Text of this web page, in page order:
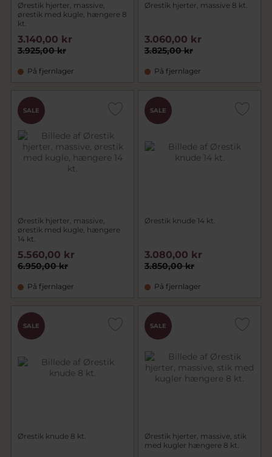
Ørestik hjerter, massive,
ørestik med kugle, hængere 8
kt.
3.925,00 kr
3.140,00 kr
På fjernlager
Ørestik hjerter, massive 8 kt.
3.825,00 kr
3.060,00 kr
På fjernlager
SALE
Ørestik hjerter, massive,
ørestik med kugle, hængere
14 kt.
6.950,00 kr
5.560,00 kr
På fjernlager
SALE
Ørestik knude 14 kt.
3.850,00 kr
3.080,00 kr
På fjernlager
SALE
Ørestik knude 8 kt.
SALE
Ørestik hjerter, massive, stik
med kugler hængere 8 kt.